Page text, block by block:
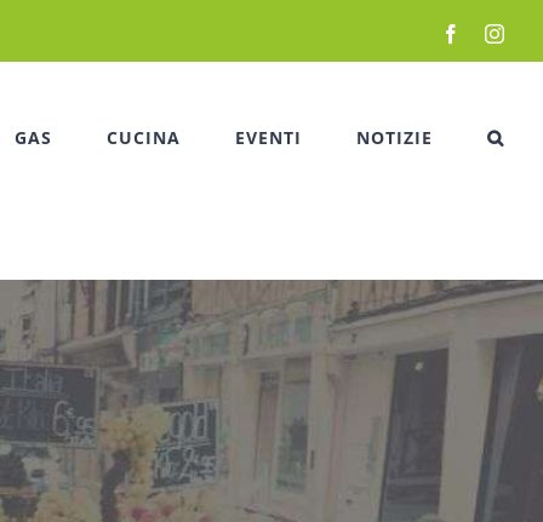
Facebook
GAS CUCINA EVENTI NOTIZIE